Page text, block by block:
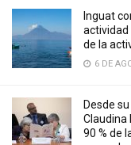
Inguat
actividad
de la
6 DE
Desde
Claudina
90 % de